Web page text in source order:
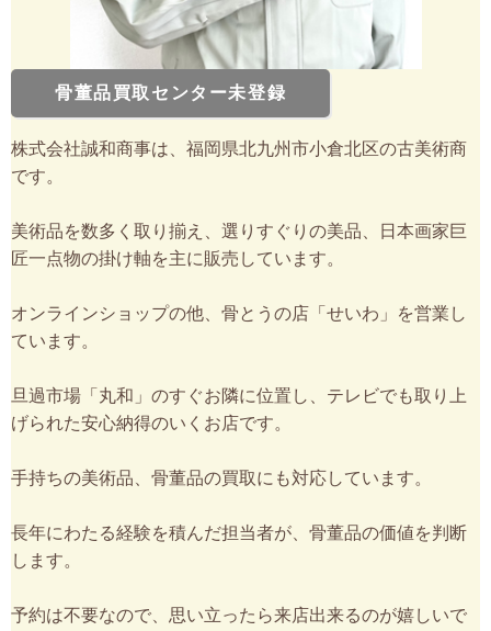
骨董品買取センター未登録
株式会社誠和商事は、福岡県北九州市小倉北区の古美術商
です。
美術品を数多く取り揃え、選りすぐりの美品、日本画家巨
匠一点物の掛け軸を主に販売しています。
オンラインショップの他、骨とうの店「せいわ」を営業し
ています。
旦過市場「丸和」のすぐお隣に位置し、テレビでも取り上
げられた安心納得のいくお店です。
手持ちの美術品、骨董品の買取にも対応しています。
長年にわたる経験を積んだ担当者が、骨董品の価値を判断
します。
予約は不要なので、思い立ったら来店出来るのが嬉しいで